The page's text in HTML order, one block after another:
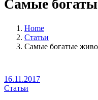
Самые
Home
Статьи
Самые богатые
16.11.2017
Статьи